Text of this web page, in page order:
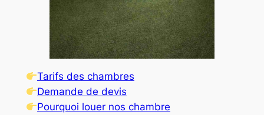
Tarifs des chambres
Demande de devis
Pourquoi louer nos chambre